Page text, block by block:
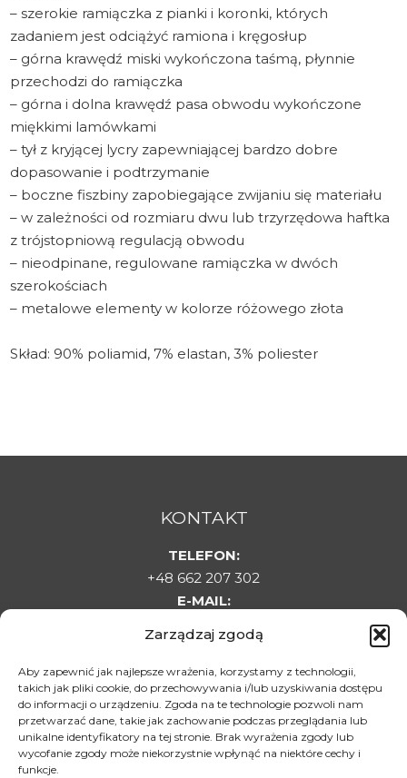
Zarządzaj zgodą
Aby zapewnić jak najlepsze wrażenia, korzystamy z technologii,
takich jak pliki cookie, do przechowywania i/lub uzyskiwania dostępu
do informacji o urządzeniu. Zgoda na te technologie pozwoli nam
przetwarzać dane, takie jak zachowanie podczas przeglądania lub
unikalne identyfikatory na tej stronie. Brak wyrażenia zgody lub
wycofanie zgody może niekorzystnie wpłynąć na niektóre cechy i
funkcje.
– szerokie ramiączka z pianki i koronki, których
zadaniem jest odciążyć ramiona i kręgosłup
– górna krawędź miski wykończona taśmą, płynnie
przechodzi do ramiączka
– górna i dolna krawędź pasa obwodu wykończone
miękkimi lamówkami
– tył z kryjącej lycry zapewniającej bardzo dobre
dopasowanie i podtrzymanie
– boczne fiszbiny zapobiegające zwijaniu się materiału
– w zależności od rozmiaru dwu lub trzyrzędowa haftka
z trójstopniową regulacją obwodu
– nieodpinane, regulowane ramiączka w dwóch
szerokościach
– metalowe elementy w kolorze różowego złota
Skład: 90% poliamid, 7% elastan, 3% poliester
KONTAKT
TELEFON:
+48 662 207 302
E-MAIL:
ADRES:
Targowa 1C, 22-500 Hrubieszów
DLA KLIENTA
Regulamin sklepu
Polityka prywatności